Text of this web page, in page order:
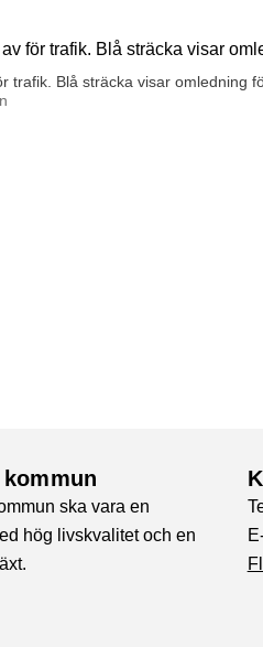
trafik. Blå sträcka visar omledning
ska vara en
hög livskvalitet och en